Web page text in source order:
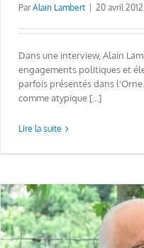
ParAlain Lambert 20 avril 2012
Dans une interview, Alain
engagements politiques et
parfois présentés dans
comme atypique [...]
Lire la suite